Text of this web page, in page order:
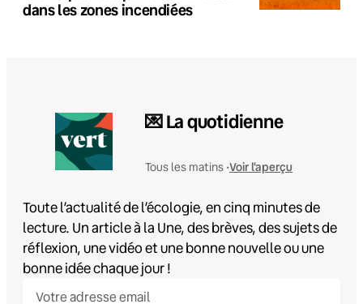
dans les zones incendiées
💌 La quotidienne
Tous les matins •Voir l'aperçu
Toute l’actualité de l’écologie, en cinq minutes de
lecture. Un article à la Une, des brèves, des sujets de
réflexion, une vidéo et une bonne nouvelle ou une
bonne idée chaque jour !